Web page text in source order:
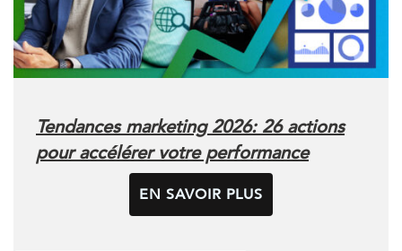
Tendances marketing 2026: 26 actions
pour accélérer votre performance
EN SAVOIR PLUS